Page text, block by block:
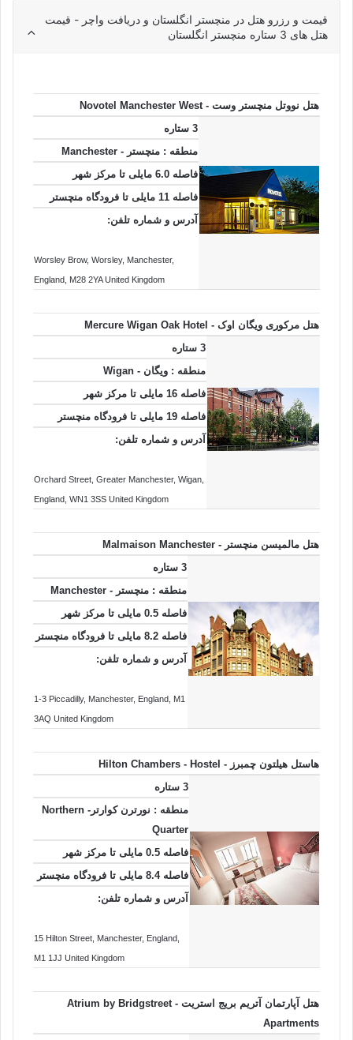
قیمت و رزرو هتل در منچستر انگلستان و دریافت واچر - قیمت
هتل های 3 ستاره منچستر انگلستان
هتل نووتل منچستر وست - Novotel Manchester West
3 ستاره
منطقه : منچستر - Manchester
فاصله 6.0 مایلی تا مرکز شهر
فاصله 11 مایلی تا فرودگاه منچستر
آدرس و شماره تلفن:
Worsley Brow, Worsley, Manchester,
England , M28 2YAUnited Kingdom
هتل مرکوری ویگان اوک - Mercure Wigan Oak Hotel
3 ستاره
منطقه : ویگان - Wigan
فاصله 16 مایلی تا مرکز شهر
فاصله 19 مایلی تا فرودگاه منچستر
آدرس و شماره تلفن:
Orchard Street , Greater Manchester, Wigan
England , WN1 3SS United Kingdom
هتل مالمیسن منچستر - Malmaison Manchester
3 ستاره
منطقه : منچستر - Manchester
فاصله 0.5 مایلی تا مرکز شهر
فاصله 8.2 مایلی تا فرودگاه منچستر
آدرس و شماره تلفن:
1-3 Piccadilly, Manchester, England , M1
3AQ United Kingdom
هاستل هیلتون چمبرز - Hilton Chambers - Hostel
3 ستاره
منطقه : نورترن کوارتر- Northern
Quarter
فاصله 0.5 مایلی تا مرکز شهر
فاصله 8.4 مایلی تا فرودگاه منچستر
آدرس و شماره تلفن:
15 Hilton Street , Manchester, England
M1 1JJ United Kingdom
هتل آپارتمان آتریم بریج استریت - Atrium by Bridgstreet
Apartments